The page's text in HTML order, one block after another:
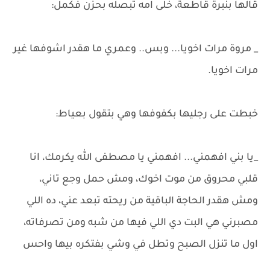
قالها بنبرة قاطعة، خلى امه تبصله بحزن فكمل:
_ مروة مرات اخويا... وبس.. وعمري ما هقدر اشوفها غير
مرات اخويا.
خبطت على رجليها بكفوفها وهي بتقول بعياط:
_يا بني افهمني... افهمني يا مصطفى الله يكرمك، انا
قلبي محروق من موت اخوك، ومش حمل وجع تاني،
ومش هقدر الحاجة الباقية من ريحته تبعد عني، ده اللي
مصبرني هي البت دي اللي فيها من شبه ومن تصرفاته،
اول ما تنزل الصبح وتطل في وشي بفتكره بيها واحس